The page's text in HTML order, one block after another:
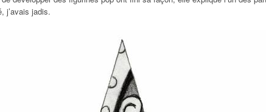
j’avais jadis.